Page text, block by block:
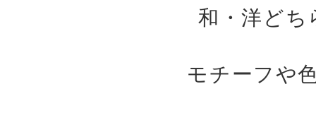
和・洋ど
モチーフや